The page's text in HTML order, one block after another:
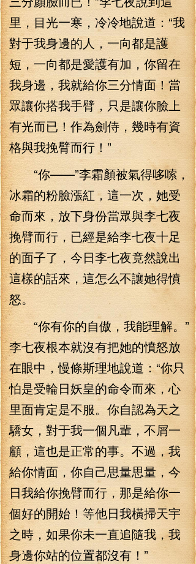
里，目光一寒，冷冷地說道：“我
對于我身邊的人，一向都是護
短，一向都是愛護有加，你留在
我身邊，我就給你三分情面！當
眾讓你搭我手臂，只是讓你臉上
有光而已！作為劍侍，幾時有資
格與我挽臂而行！”
“你——”李霜顏被氣得哆嗦，
冰霜的粉臉漲紅，這一次，她受
命而來，放下身份當眾與李七夜
挽臂而行，已經是給李七夜十足
的面子了，今日李七夜竟然說出
這樣的話來，這怎么不讓她得憤
怒。
“你有你的自傲，我能理解。”
李七夜根本就沒有把她的憤怒放
在眼中，慢條斯理地說道：“你只
怕是受輪日妖皇的命令而來，心
里面肯定是不服。你自認為天之
驕女，對于我一個凡輩，不屑一
顧，這也是正常的事。不過，我
給你情面，你自己思量思量，今
日我給你挽臂而行，那是給你一
個好的開始！等他日我橫掃天宇
之時，如果你未一直追隨我，我
身邊你站的位置都沒有！”